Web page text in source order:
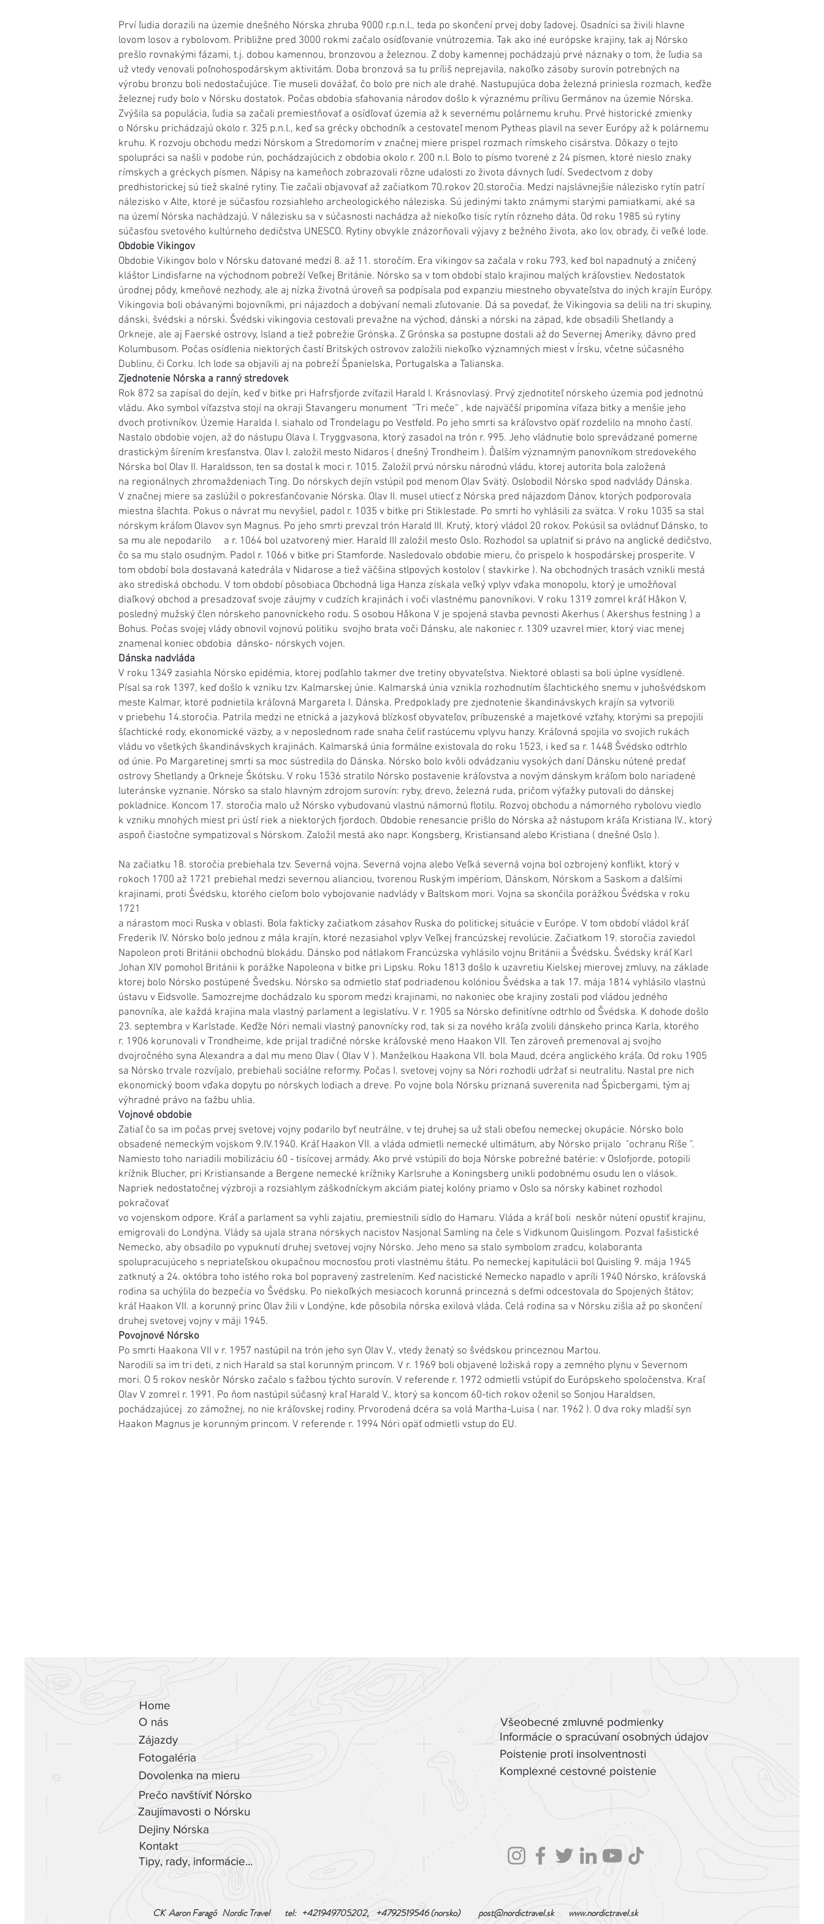
Prví ľudia dorazili na územie dnešného Nórska zhruba 9000 r.p.n.l., teda po skončení prvej doby ľadovej. Osadníci sa živili hlavne
lovom losov a rybolovom. Približne pred 3000 rokmi začalo osídľovanie vnútrozemia. Tak ako iné európske krajiny, tak aj Nórsko
prešlo rovnakými fázami, t.j. dobou kamennou, bronzovou a železnou. Z doby kamennej pochádzajú prvé náznaky o tom, že ľudia sa
už vtedy venovali poľnohospodárskym aktivitám. Doba bronzová sa tu príliš neprejavila, nakoľko zásoby surovín potrebných na
výrobu bronzu boli nedostačujúce. Tie museli dovážať, čo bolo pre nich ale drahé. Nastupujúca doba železná priniesla rozmach, keďže
železnej rudy bolo v Nórsku dostatok. Počas obdobia sťahovania národov došlo k výraznému prílivu Germánov na územie Nórska.
Zvýšila sa populácia, ľudia sa začali premiestňovať a osídľovať územia až k severnému polárnemu kruhu. Prvé historické zmienky
o Nórsku prichádzajú okolo r. 325 p.n.l., keď sa grécky obchodník a cestovateľ menom Pytheas plavil na sever Európy až k polárnemu
kruhu. K rozvoju obchodu medzi Nórskom a Stredomorím v značnej miere prispel rozmach rímskeho cisárstva. Dôkazy o tejto
spolupráci sa našli v podobe rún, pochádzajúcich z obdobia okolo r. 200 n.l. Bolo to písmo tvorené z 24 písmen, ktoré nieslo znaky
rímskych a gréckych písmen. Nápisy na kameňoch zobrazovali rôzne udalosti zo života dávnych ľudí. Svedectvom z doby
predhistorickej sú tiež skalné rytiny. Tie začali objavovať až začiatkom 70.rokov 20.storočia. Medzi najslávnejšie nálezisko rytín patrí
nálezisko v Alte, ktoré je súčasťou rozsiahleho archeologického náleziska. Sú jedinými takto známymi starými pamiatkami, aké sa
na území Nórska nachádzajú. V nálezisku sa v súčasnosti nachádza až niekoľko tisíc rytín rôzneho dáta. Od roku 1985 sú rytiny
súčasťou svetového kultúrneho dedičstva UNESCO. Rytiny obvykle znázorňovali výjavy z bežného života, ako lov, obrady, či veľké lode.
Obdobie Vikingov
Obdobie Vikingov bolo v Nórsku datované medzi 8. až 11. storočím. Era vikingov sa začala v roku 793, keď bol napadnutý a zničený
kláštor Lindisfarne na východnom pobreží Veľkej Británie. Nórsko sa v tom období stalo krajinou malých kráľovstiev. Nedostatok
úrodnej pôdy, kmeňové nezhody, ale aj nízka životná úroveň sa podpísala pod expanziu miestneho obyvateľstva do iných krajín Európy.
Vikingovia boli obávanými bojovníkmi, pri nájazdoch a dobývaní nemali zľutovanie. Dá sa povedať, že Vikingovia sa delili na tri skupiny,
dánski, švédski a nórski. Švédski vikingovia cestovali prevažne na východ, dánski a nórski na západ, kde obsadili Shetlandy a
Orkneje, ale aj Faerské ostrovy, Island a tiež pobrežie Grónska. Z Grónska sa postupne dostali až do Severnej Ameriky, dávno pred
Kolumbusom. Počas osídlenia niektorých častí Britských ostrovov založili niekoľko významných miest v Írsku, včetne súčasného
Dublinu, či Corku. Ich lode sa objavili aj na pobreží Španielska, Portugalska a Talianska.
Zjednotenie Nórska a ranný stredovek
Rok 872 sa zapísal do dejín, keď v bitke pri Hafrsfjorde zvíťazil Harald I. Krásnovlasý. Prvý zjednotiteľ nórskeho územia pod jednotnú
vládu. Ako symbol víťazstva stojí na okraji Stavangeru monument “Tri meče“ , kde najväčší pripomína víťaza bitky a menšie jeho
dvoch protivníkov. Územie Haralda I. siahalo od Trondelagu po Vestføld. Po jeho smrti sa kráľovstvo opäť rozdelilo na mnoho častí.
Nastalo obdobie vojen, až do nástupu Olava I. Tryggvasona, ktorý zasadol na trón r. 995. Jeho vládnutie bolo sprevádzané pomerne
drastickým šírením kresťanstva. Olav I. založil mesto Nidaros ( dnešný Trondheim ). Ďalším významným panovníkom stredovekého
Nórska bol Olav II. Haraldsson, ten sa dostal k moci r. 1015. Založil prvú nórsku národnú vládu, ktorej autorita bola založená
na regionálnych zhromaždeniach Ting. Do nórskych dejín vstúpil pod menom Olav Svätý. Oslobodil Nórsko spod nadvlády Dánska.
V značnej miere sa zaslúžil o pokresťančovanie Nórska. Olav II. musel utiecť z Nórska pred nájazdom Dánov, ktorých podporovala
miestna šľachta. Pokus o návrat mu nevyšiel, padol r. 1035 v bitke pri Stiklestade. Po smrti ho vyhlásili za svätca. V roku 1035 sa stal
nórskym kráľom Olavov syn Magnus. Po jeho smrti prevzal trón Harald III. Krutý, ktorý vládol 20 rokov. Pokúsil sa ovládnuť Dánsko, to
sa mu ale nepodarilo a r. 1064 bol uzatvorený mier. Harald III založil mesto Oslo. Rozhodol sa uplatniť si právo na anglické dedičstvo,
čo sa mu stalo osudným. Padol r. 1066 v bitke pri Stamforde. Nasledovalo obdobie mieru, čo prispelo k hospodárskej prosperite. V
tom období bola dostavaná katedrála v Nidarose a tiež väčšina stlpových kostolov ( stavkirke ). Na obchodných trasách vznikli mestá
ako strediská obchodu. V tom období pôsobiaca Obchodná liga Hanza získala veľký vplyv vďaka monopolu, ktorý je umožňoval
diaľkový obchod a presadzovať svoje záujmy v cudzích krajinách i voči vlastnému panovníkovi. V roku 1319 zomrel kráľ Håkon V,
posledný mužský člen nórskeho panovníckeho rodu. S osobou Håkona V je spojená stavba pevnosti Akerhus ( Akershus festning ) a
Bohus. Počas svojej vlády obnovil vojnovú politiku svojho brata voči Dánsku, ale nakoniec r. 1309 uzavrel mier, ktorý viac menej
znamenal koniec obdobia dánsko- nórskych vojen.
Dánska nadvláda
V roku 1349 zasiahla Nórsko epidémia, ktorej podľahlo takmer dve tretiny obyvateľstva. Niektoré oblasti sa boli úplne vysídlené.
Písal sa rok 1397, keď došlo k vzniku tzv. Kalmarskej únie. Kalmarská únia vznikla rozhodnutím šľachtického snemu v juhošvédskom
meste Kalmar, ktoré podnietila kráľovná Margareta I. Dánska. Predpoklady pre zjednotenie škandinávskych krajín sa vytvorili
v priebehu 14.storočia. Patrila medzi ne etnická a jazyková blízkosť obyvateľov, príbuzenské a majetkové vzťahy, ktorými sa prepojili
šľachtické rody, ekonomické väzby, a v neposlednom rade snaha čeliť rastúcemu vplyvu hanzy. Kráľovná spojila vo svojich rukách
vládu vo všetkých škandinávskych krajinách. Kalmarská únia formálne existovala do roku 1523, i keď sa r. 1448 Švédsko odtrhlo
od únie. Po Margaretinej smrti sa moc sústredila do Dánska. Nórsko bolo kvôli odvádzaniu vysokých daní Dánsku nútené predať
ostrovy Shetlandy a Orkneje Škótsku. V roku 1536 stratilo Nórsko postavenie kráľovstva a novým dánskym kráľom bolo nariadené
luteránske vyznanie. Nórsko sa stalo hlavným zdrojom surovín: ryby, drevo, železná ruda, pričom výťažky putovali do dánskej
pokladnice. Koncom 17. storočia malo už Nórsko vybudovanú vlastnú námornú flotilu. Rozvoj obchodu a námorného rybolovu viedlo
k vzniku mnohých miest pri ústí riek a niektorých fjordoch. Obdobie renesancie prišlo do Nórska až nástupom kráľa Kristiana IV., ktorý
aspoň čiastočne sympatizoval s Nórskom. Založil mestá ako napr. Kongsberg, Kristiansand alebo Kristiana ( dnešné Oslo ).
Na začiatku 18. storočia prebiehala tzv. Severná vojna. Severná vojna alebo Veľká severná vojna bol ozbrojený konflikt, ktorý v
rokoch 1700 až 1721 prebiehal medzi severnou alianciou, tvorenou Ruským impériom, Dánskom, Nórskom a Saskom a ďalšími
krajinami, proti Švédsku, ktorého cieľom bolo vybojovanie nadvlády v Baltskom mori. Vojna sa skončila porážkou Švédska v roku
1721
a nárastom moci Ruska v oblasti. Bola fakticky začiatkom zásahov Ruska do politickej situácie v Európe. V tom období vládol kráľ
Frederik IV. Nórsko bolo jednou z mála krajín, ktoré nezasiahol vplyv Veľkej francúzskej revolúcie. Začiatkom 19. storočia zaviedol
Napoleon proti Británii obchodnú blokádu. Dánsko pod nátlakom Francúzska vyhlásilo vojnu Británii a Švédsku. Švédsky kráľ Karl
Johan XIV pomohol Británii k porážke Napoleona v bitke pri Lipsku. Roku 1813 došlo k uzavretiu Kielskej mierovej zmluvy, na základe
ktorej bolo Nórsko postúpené Švedsku. Nórsko sa odmietlo stať podriadenou kolóniou Švédska a tak 17. mája 1814 vyhlásilo vlastnú
ústavu v Eidsvolle. Samozrejme dochádzalo ku sporom medzi krajinami, no nakoniec obe krajiny zostali pod vládou jedného
panovníka, ale každá krajina mala vlastný parlament a legislatívu. V r. 1905 sa Nórsko definitívne odtrhlo od Švédska. K dohode došlo
23. septembra v Karlstade. Keďže Nóri nemali vlastný panovnícky rod, tak si za nového kráľa zvolili dánskeho princa Karla, ktorého
r. 1906 korunovali v Trondheime, kde prijal tradičné nórske kráľovské meno Haakon VII. Ten zároveň premenoval aj svojho
dvojročného syna Alexandra a dal mu meno Olav ( Olav V ). Manželkou Haakona VII. bola Maud, dcéra anglického kráľa. Od roku 1905
sa Nórsko trvale rozvíjalo, prebiehali sociálne reformy. Počas I. svetovej vojny sa Nóri rozhodli udržať si neutralitu. Nastal pre nich
ekonomický boom vďaka dopytu po nórskych lodiach a dreve. Po vojne bola Nórsku priznaná suverenita nad Špicbergami, tým aj
výhradné právo na ťažbu uhlia.
Vojnové obdobie
Zatiaľ čo sa im počas prvej svetovej vojny podarilo byť neutrálne, v tej druhej sa už stali obeťou nemeckej okupácie. Nórsko bolo
obsadené nemeckým vojskom 9.IV.1940. Kráľ Haakon VII. a vláda odmietli nemecké ultimátum, aby Nórsko prijalo "ochranu Ríše ".
Namiesto toho nariadili mobilizáciu 60 - tisícovej armády. Ako prvé vstúpili do boja Nórske pobrežné batérie: v Oslofjorde, potopili
krížnik Blucher, pri Kristiansande a Bergene nemecké krížniky Karlsruhe a Koningsberg unikli podobnému osudu len o vlások.
Napriek nedostatočnej výzbroji a rozsiahlym záškodníckym akciám piatej kolóny priamo v Oslo sa nórsky kabinet rozhodol
pokračovať
vo vojenskom odpore. Kráľ a parlament sa vyhli zajatiu, premiestnili sídlo do Hamaru. Vláda a kráľ boli neskôr nútení opustiť krajinu,
emigrovali do Londýna. Vlády sa ujala strana nórskych nacistov Nasjonal Samling na čele s Vidkunom Quislingom. Pozval fašistické
Nemecko, aby obsadilo po vypuknutí druhej svetovej vojny Nórsko. Jeho meno sa stalo symbolom zradcu, kolaboranta
spolupracujúceho s nepriateľskou okupačnou mocnosťou proti vlastnému štátu. Po nemeckej kapitulácii bol Quisling 9. mája 1945
zatknutý a 24. októbra toho istého roka bol popravený zastrelením. Keď nacistické Nemecko napadlo v apríli 1940 Nórsko, kráľovská
rodina sa uchýlila do bezpečia vo Švédsku. Po niekoľkých mesiacoch korunná princezná s deťmi odcestovala do Spojených štátov;
kráľ Haakon VII. a korunný princ Olav žili v Londýne, kde pôsobila nórska exilová vláda. Celá rodina sa v Nórsku zišla až po skončení
druhej svetovej vojny v máji 1945.
Povojnové Nórsko
Po smrti Haakona VII v r. 1957 nastúpil na trón jeho syn Olav V., vtedy ženatý so švédskou princeznou Martou.
Narodili sa im tri deti, z nich Harald sa stal korunným princom. V r. 1969 boli objavené ložiská ropy a zemného plynu v Severnom
mori. O 5 rokov neskôr Nórsko začalo s ťažbou týchto surovín. V referende r. 1972 odmietli vstúpiť do Európskeho spoločenstva. Kraľ
Olav V zomrel r. 1991. Po ňom nastúpil súčasný kraľ Harald V., ktorý sa koncom 60-tich rokov oženil so Sonjou Haraldsen,
pochádzajúcej zo zámožnej, no nie kráľovskej rodiny. Prvorodená dcéra sa volá Martha-Luisa ( nar. 1962 ). O dva roky mladší syn
Haakon Magnus je korunným princom. V referende r. 1994 Nóri opäť odmietli vstup do EU.
Home
O nás
Zájazdy
Fotogaléria
Dovolenka na mieru
Všeobecné zmluvné podmienky
Informácie o spracúvaní osobných údajov
Poistenie proti insolventnosti
Komplexné cestovné poistenie
Prečo navštíviť Nórsko
Zaujímavosti o Nórsku
Dejiny Nórska
Kontakt
Tipy, rady, informácie...
CK Aaron Faragó Nordic Traveltel: +421949705202, +4792519546 (norsko) post@nordictravel.sk www.nordictravel.sk